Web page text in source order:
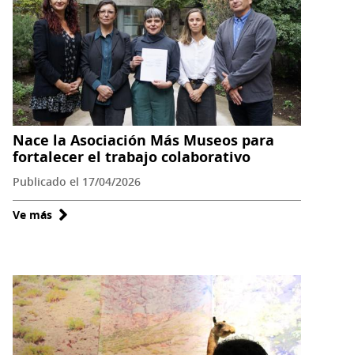
Demarco
hablarán
sobre
los
secretos
de
la
Luna
el
Teatro
Nace la Asociación Más Museos para
fortalecer el trabajo colaborativo
Publicado el 17/04/2026
Ve más sobre
Asociación
Más
Museos
para